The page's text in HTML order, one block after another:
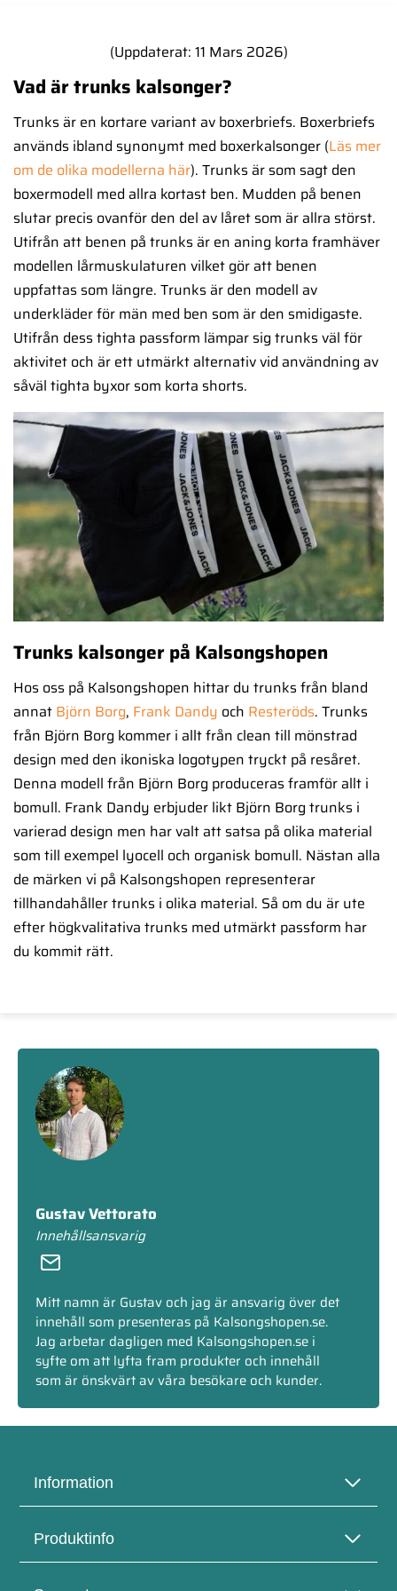
(Uppdaterat: 11 Mars 2026)
Vad är trunks kalsonger?
Trunks är en kortare variant av boxerbriefs. Boxerbriefs
används ibland synonymt med boxerkalsonger (Läs mer
om de olika modellerna här). Trunks är som sagt den
boxermodell med allra kortast ben. Mudden på benen
slutar precis ovanför den del av låret som är allra störst.
Utifrån att benen på trunks är en aning korta framhäver
modellen lårmuskulaturen vilket gör att benen
uppfattas som längre. Trunks är den modell av
underkläder för män med ben som är den smidigaste.
Utifrån dess tighta passform lämpar sig trunks väl för
aktivitet och är ett utmärkt alternativ vid användning av
såväl tighta byxor som korta shorts.
Trunks kalsonger på Kalsongshopen
Hos oss på Kalsongshopen hittar du trunks från bland
annat Björn Borg, Frank Dandy och Resteröds. Trunks
från Björn Borg kommer i allt från clean till mönstrad
design med den ikoniska logotypen tryckt på resåret.
Denna modell från Björn Borg produceras framför allt i
bomull. Frank Dandy erbjuder likt Björn Borg trunks i
varierad design men har valt att satsa på olika material
som till exempel lyocell och organisk bomull. Nästan alla
de märken vi på Kalsongshopen representerar
tillhandahåller trunks i olika material. Så om du är ute
efter högkvalitativa trunks med utmärkt passform har
du kommit rätt.
Gustav Vettorato
Innehållsansvarig
Mitt namn är Gustav och jag är ansvarig över det
innehåll som presenteras på Kalsongshopen.se.
Jag arbetar dagligen med Kalsongshopen.se i
syfte om att lyfta fram produkter och innehåll
som är önskvärt av våra besökare och kunder.
Information
Produktinfo